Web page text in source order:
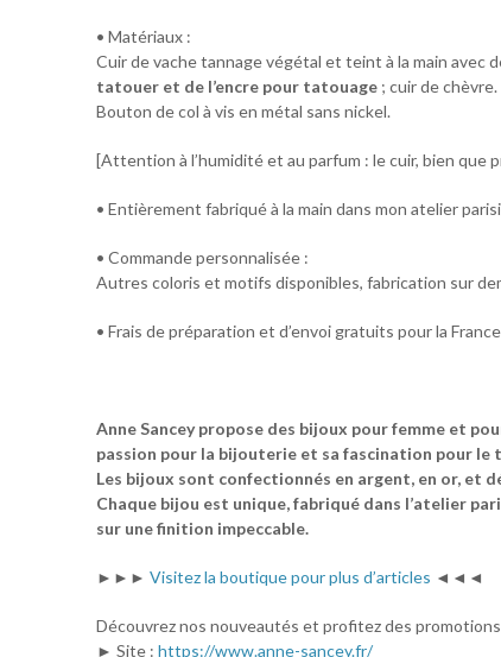
• Matériaux :
Cuir de vache tannage végétal et teint à la main avec
tatouer et de l’encre pour tatouage; cuir de chèvre.
Bouton de col à vis en métal sans nickel.
[Attention à l’humidité et au parfum : le cuir, bien que
• Entièrement fabriqué à la main dans mon atelier
• Commande personnalisée :
Autres coloris et motifs disponibles, fabrication sur
• Frais de préparation et d’envoi gratuits pour la
Anne Sancey propose des bijoux pour femme et
passion pour la bijouterie et sa fascination pour le
Les bijoux sont confectionnés en argent, en or, et
Chaque bijou est unique, fabriqué dans l’atelier
sur une finition impeccable.
►►► Visitez la boutique pour plus d’articles ◄◄◄
Découvrez nos nouveautés et profitez des
► Site : https://www.anne-sancey.fr/